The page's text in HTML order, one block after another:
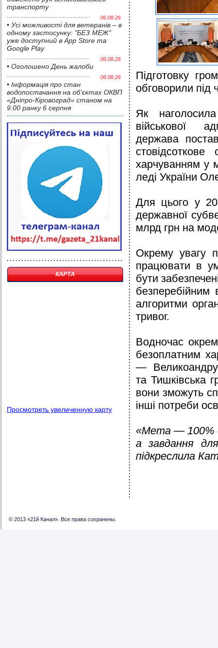
транспорту
06.08.26
• Усі можливості для ветеранів – в
одному застосунку: "БЕЗ МЕЖ"
уже доступний в App Store та
Google Play
06.08.26
• Оголошено День жалоби
06.08.26
• Інформація про стан
водопостачання на об’єктах ОКВП
«Дніпро-Кіровоград» станом на
9.00 ранку 6 серпня
КАРТА
Просмотреть увеличенную карту
Підготовку
обговорили під
Як
військової
держава
харчуванням у
леді України
Для цього у
державної
млрд грн на
Окрему увагу
працювати в
бути
безперебійним
алгоритми
тривог.
Водночас
безоплатним
—
та Тишківська
вони зможуть
інші потреби
«Мета — 100%
а завдання
підкреслила
© 2013 «21й Канал». Все права сохранены.